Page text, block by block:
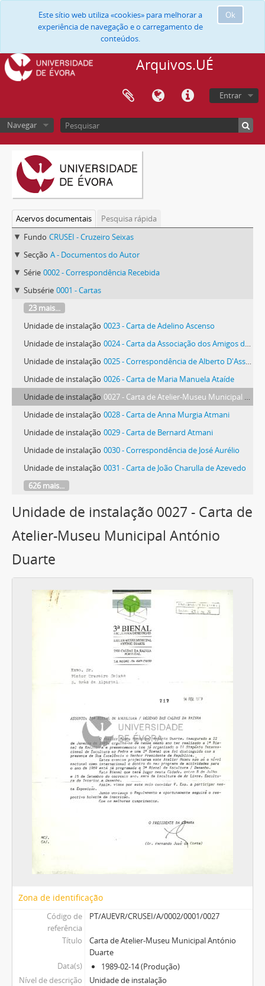
Ok
Este sítio web utiliza «cookies» para melhorar a
experiência de navegação e o carregamento de
conteúdos.
Arquivos.UÉ
Entrar
Navegar
Acervos documentais
Pesquisa rápida
Fundo CRUSEI - Cruzeiro Seixas
Secção A - Documentos do Autor
Série 0002 - Correspondência Recebida
Subsérie 0001 - Cartas
23 mais...
Unidade de instalação 0023 - Carta de Adelino Ascenso
Unidade de instalação 0024 - Carta da Associação dos Amigos de Ferreira de Castro
Unidade de instalação 0025 - Correspondência de Alberto D'Assumpção
Unidade de instalação 0026 - Carta de Maria Manuela Ataíde
Unidade de instalação 0027 - Carta de Atelier-Museu Municipal António Duarte
Unidade de instalação 0028 - Carta de Anna Murgia Atmani
Unidade de instalação 0029 - Carta de Bernard Atmani
Unidade de instalação 0030 - Correspondência de José Aurélio
Unidade de instalação 0031 - Carta de João Charulla de Azevedo
626 mais...
Unidade de instalação 0027 - Carta de
Atelier-Museu Municipal António
Duarte
Zona de identificação
Código de
referência
PT/AUEVR/CRUSEI/A/0002/0001/0027
Título
Carta de Atelier-Museu Municipal António
Duarte
Data(s)
1989-02-14 (Produção)
Nível de descrição
Unidade de instalação